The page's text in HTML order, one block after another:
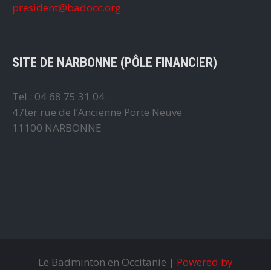
president@badocc.org
SITE DE NARBONNE (PÔLE FINANCIER)
Tel : 04 68 75 31 04
47ter rue de l’Ancienne Porte Neuve
11100 NARBONNE
Le Badminton en Occitanie | Powered by